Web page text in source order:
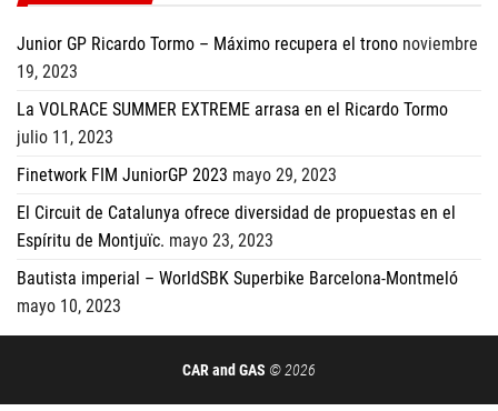
Junior GP Ricardo Tormo – Máximo recupera el trono noviembre
19, 2023
La VOLRACE SUMMER EXTREME arrasa en el Ricardo Tormo
julio 11, 2023
Finetwork FIM JuniorGP 2023 mayo 29, 2023
El Circuit de Catalunya ofrece diversidad de propuestas en el
Espíritu de Montjuïc. mayo 23, 2023
Bautista imperial – WorldSBK Superbike Barcelona-Montmeló
mayo 10, 2023
CAR and GAS © 2026